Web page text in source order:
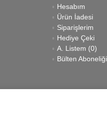
Hesabım
Ürün İadesi
Siparişlerim
Hediye Çeki
A. Listem (0)
Bülten Aboneliği